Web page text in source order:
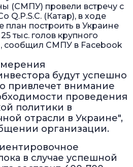
(СМПУ) провели встречу с
Q.P.S.C. (Катар), в ходе
план построить в Украине
тыс. голов крупного
сообщил СМПУ в Facebook
будут успешно
привлечет внимание
проведения
политики в
отрасли в Украине",
организации.
в случае успешной